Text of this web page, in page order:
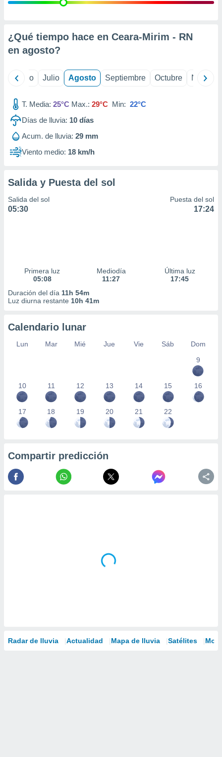
e
mediante
publicidad
de
1199
¿Qué tiempo hace en Ceara-Mirim - RN
en agosto?
Junio Julio Agosto Septiembre Octubre
T. Media: 25°C Max.: 29°C Min: 22°C
Días de lluvia: 10 días
Acum. de lluvia: 29 mm
Viento medio: 18 km/h
Salida y Puesta del sol
Salida del sol
05:30
Puesta del sol
17:24
Primera luz
05:08
Mediodía
11:27
Última luz
17:45
Duración del día 11h 54m
Luz diurna restante 10h 41m
Calendario lunar
Lun Mar Mié Jue Vie Sáb
Dom
9
10 11 12 13 14 15 16
17 18 19 20 21 22
Compartir predicción
Radar de lluvia Actualidad Mapa de lluvia Satélites